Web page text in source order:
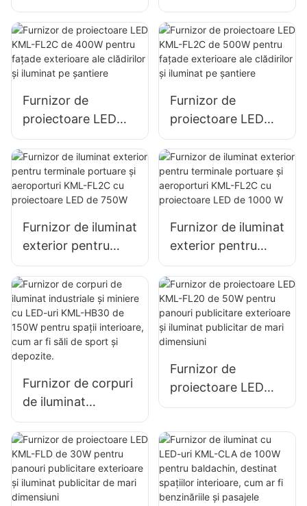
parcări și depozite,
proiector LED KML-
FL2C 200W
parcări și depozite,
proiector LED KML-
FL2C de 240 W
Furnizor de
proiectoare LED
KML-FL2C de
400W pentru
fațade exterioare
ale clădirilor și
Furnizor de
proiectoare LED
KML-FL2C de
500W pentru
fațade exterioare
ale clădirilor și
Furnizor de iluminat
exterior pentru
terminale portuare
și aeroporturi KML-
FL2C cu
proiectoare LED de
750W
Furnizor de iluminat
exterior pentru
terminale portuare
și aeroporturi KML-
FL2C cu
proiectoare LED de
1000 W
Furnizor de corpuri
de iluminat
industriale și
miniere cu LED-uri
KML-HB30 de
150W pentru spații
interioare, cum ar fi
Furnizor de
proiectoare LED
KML-FL20 de 50W
publicitare
exterioare și
iluminat publicitar
de mari dimensiuni